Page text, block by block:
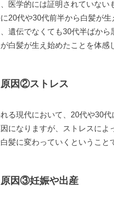
医学的には証明されていな
20代や30代前半から白髪が
遺伝でなくても30代半ばか
白髪が生え始めたことを体感
因②ストレス
る現代において、20代や30
になりますが、ストレスに
髪に変わっていくということ
因③妊娠や出産